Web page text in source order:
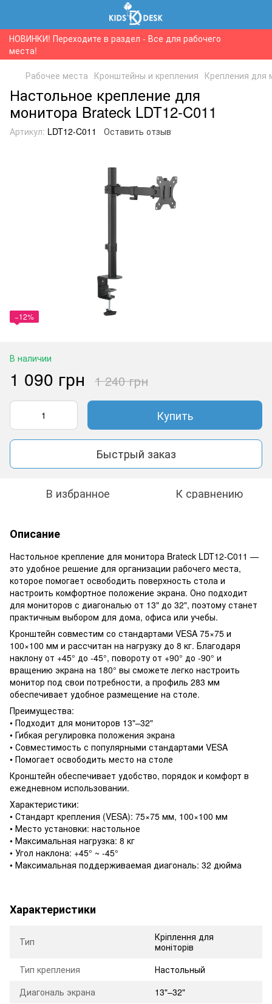
НОВИНКИ! Переходите в раздел - Все для рабочего
места!
Рабочее места Кронштейны и крепления Крепления для
Настольное крепление для
монитора Brateck LDT12-C011
Артикул: LDT12-C011 Оставить отзыв
−12%
В наличии
1 090 грн 1 240 грн
Купить
Быстрый заказ
В избранное К сравнению
Описание
Настольное крепление для монитора Brateck LDT12-C011 —
это удобное решение для организации рабочего места,
которое помогает освободить поверхность стола и
настроить комфортное положение экрана. Оно подходит
для мониторов с диагональю от 13" до 32", поэтому станет
практичным выбором для дома, офиса или учебы.
Кронштейн совместим со стандартами VESA 75×75 и
100×100 мм и рассчитан на нагрузку до 8 кг. Благодаря
наклону от +45° до -45°, повороту от +90° до -90° и
вращению экрана на 180° вы сможете легко настроить
монитор под свои потребности, а профиль 283 мм
обеспечивает удобное размещение на столе.
Преимущества:
• Подходит для мониторов 13"–32"
• Гибкая регулировка положения экрана
• Совместимость с популярными стандартами VESA
• Помогает освободить место на столе
Кронштейн обеспечивает удобство, порядок и комфорт в
ежедневном использовании.
Характеристики:
• Стандарт крепления (VESA): 75×75 мм, 100×100 мм
• Место установки: настольное
• Максимальная нагрузка: 8 кг
• Угол наклона: +45° ~ -45°
• Максимальная поддерживаемая диагональ: 32 дюйма
Характеристики
Тип
Кріплення для
моніторів
Тип крепления
Настольный
Диагональ экрана
13"–32"